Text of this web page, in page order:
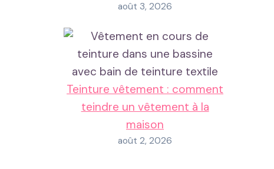
août 3, 2026
Teinture vêtement : comment
teindre un vêtement à la
maison
août 2, 2026